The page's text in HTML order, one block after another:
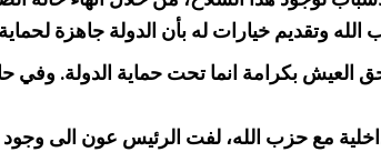
خيارات له بأن الدولة جاهزة لحماية
العيش بكرامة انما تحت حماية الدولة.
مع حزب الله، لفت الرئيس عون الى وجود